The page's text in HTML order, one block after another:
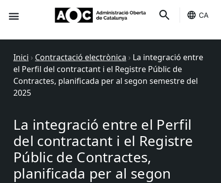
CA
Inici › Contractació electrònica › La integració entre
el Perfil del contractant i el Registre Públic de
Contractes, planificada per al segon semestre del
2025
La integració entre el Perfil
del contractant i el Registre
Públic de Contractes,
planificada per al segon